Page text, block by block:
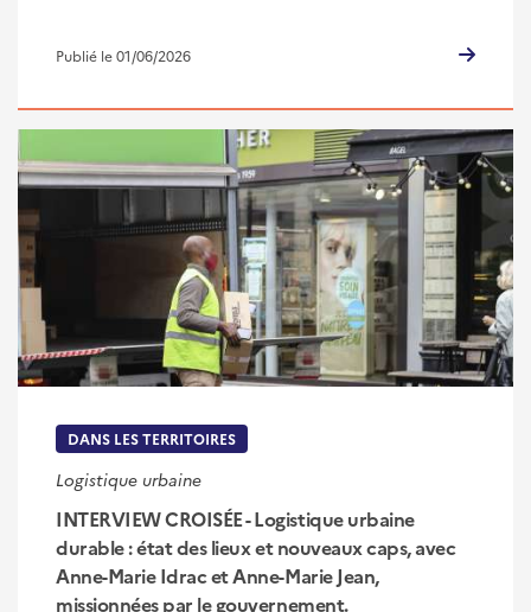
Publié le 01/06/2026
DANS LES TERRITOIRES
Logistique urbaine
INTERVIEW CROISÉE - Logistique urbaine
durable : état des lieux et nouveaux caps, avec
Anne-Marie Idrac et Anne-Marie Jean,
missionnées par le gouvernement.